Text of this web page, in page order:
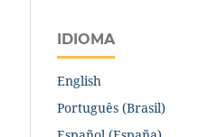
IDIOMA
English
Português (Brasil)